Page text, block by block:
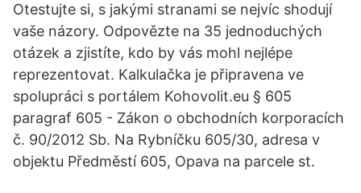
Otestujte si, s jakými stranami se nejvíc shodují
vaše názory. Odpovězte na 35 jednoduchých
otázek a zjistíte, kdo by vás mohl nejlépe
reprezentovat. Kalkulačka je připravena ve
spolupráci s portálem Kohovolit.eu § 605
paragraf 605 - Zákon o obchodních korporacích
č. 90/2012 Sb. Na Rybníčku 605/30, adresa v
objektu Předměstí 605, Opava na parcele st.